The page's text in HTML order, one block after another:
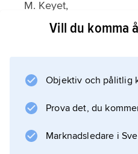
M. Keyet,
Sture Dahlström: En
Vill du komma
Objektiv och pålitlig
Prova det, du
Marknadsledare i